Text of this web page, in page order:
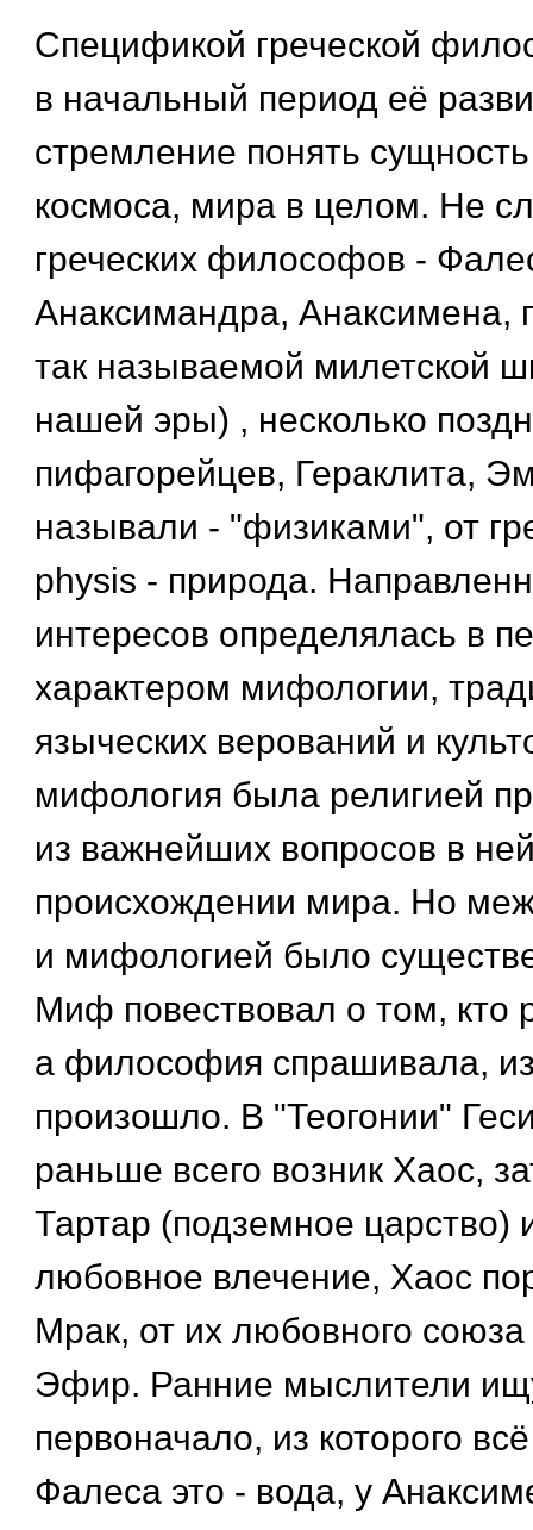
Спецификой греческой
в начальный период её
стремление понять
космоса, мира в целом. Не
греческих философов -
Анаксимандра, Анаксимена,
так называемой милетской
нашей эры) , несколько
пифагорейцев, Гераклита,
называли - "физиками", от
physis - природа.
интересов определялась в
характером мифологии,
языческих верований и
мифология была религией
из важнейших вопросов в
происхождении мира. Но
и мифологией было
Миф повествовал о том, кто
а философия спрашивала,
произошло. В "Теогонии"
раньше всего возник Хаос,
Тартар (подземное царство)
любовное влечение, Хаос
Мрак, от их любовного
Эфир. Ранние мыслители
первоначало, из которого
Фалеса это - вода, у